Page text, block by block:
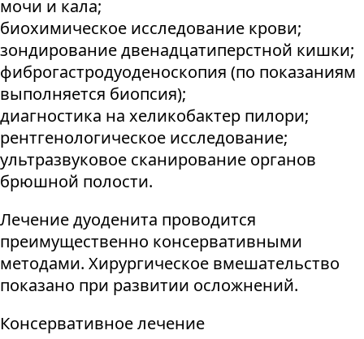
мочи и кала;
биохимическое исследование крови;
зондирование двенадцатиперстной кишки;
фиброгастродуоденоскопия (по показаниям
выполняется биопсия);
диагностика на хеликобактер пилори;
рентгенологическое исследование;
ультразвуковое сканирование органов
брюшной полости.
Лечение дуоденита проводится
преимущественно консервативными
методами. Хирургическое вмешательство
показано при развитии осложнений.
Консервативное лечение